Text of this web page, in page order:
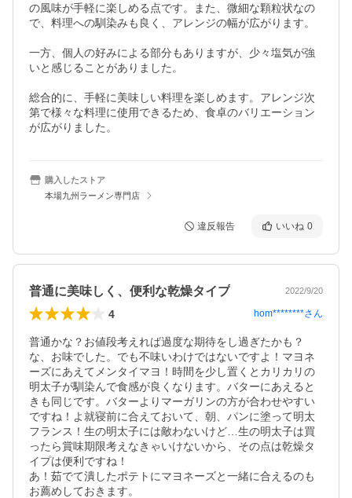
の風味が手軽に楽しめる点です。また、微細な顆粒状なの
で、料理への馴染みも良く、アレンジの幅が広がります。
一方、個人の好みによる部分もありますが、少々塩気が強
いと感じることがありました。
総合的に、手軽に美味しい料理を楽しめます。アレンジ次
第で様々な料理に使用できるため、食卓のバリエーション
が広がりました。
購入したストア
本場九州ラーメン専門店
違反報告 いいね 0
普通に美味しく、便利な乾燥タイプ 2022/9/20
4 hom********さん
普通かな？お値段考えれば過度な期待をし過ぎたかも？
な、お味でした。でも不味いわけではないですよ！マヨネ
ーズにあえてメンタイマヨ！時間を少し置くとカリカリの
明太子が馴染んで食感が良くなります。バターにあえると
きも同じです。バターよりマーガリンの方が合わせやすい
ですね！よ就寝前に合えておいて、朝、パンに塗って明太
フランス！生の明太子には敵わないけど…生の明太子は買
ったら賞味期限考えなきゃいけないから、その点は乾燥タ
イプは便利ですね！
あ！茹でて潰したポテトにマヨネーズと一緒に合えるのも
お薦めしておきます。